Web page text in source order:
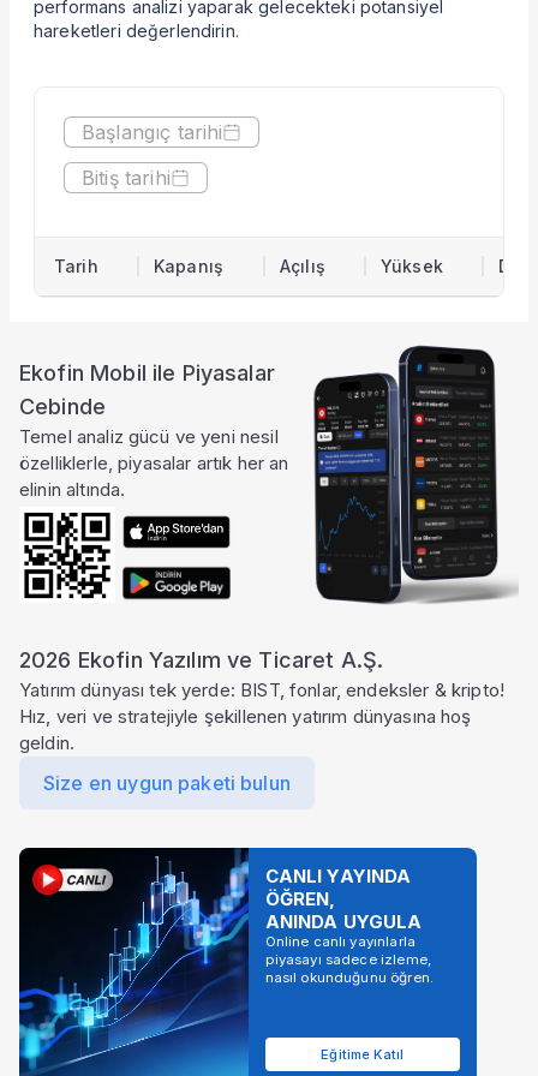
Hisseyi Taşıyan Fonlar
Bilançolar
Gelir Tablosu
Nakit Akım Tablosu
Sektör Analizi
Sermaye Artırımları
Temettüler
Fiyat Endeks Değişimi
Grafik
Karşılaştır
Şirket Profili
performans analizi yaparak gelecekteki potansiyel
hareketleri değerlendirin.
Başlangıç tarihi
Bitiş tarihi
Tarih Kapanış Açılış Yüksek
Ekofin Mobil ile Piyasalar
Cebinde
Temel analiz gücü ve yeni nesil
özelliklerle, piyasalar artık her an
elinin altında.
2026 Ekofin Yazılım ve Ticaret A.Ş.
Yatırım dünyası tek yerde: BIST, fonlar, endeksler & kripto!
Hız, veri ve stratejiyle şekillenen yatırım dünyasına hoş
geldin.
Size en uygun paketi bulun
CANLI YAYINDA
ÖĞREN,
ANINDA UYGULA
Online canlı yayınlarla
piyasayı sadece izleme,
nasıl okunduğunu öğren.
Eğitime Katıl